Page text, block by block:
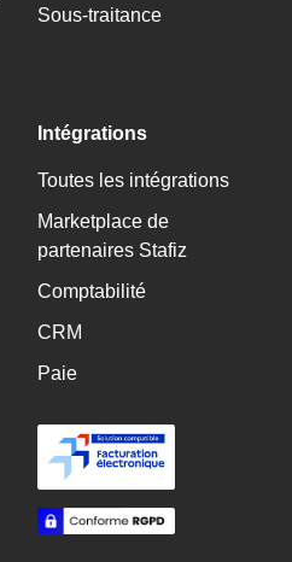
Sous-traitance
Intégrations
Toutes les intégrations
Marketplace de
partenaires Stafiz
Comptabilité
CRM
Paie